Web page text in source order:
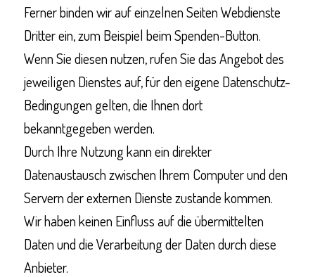
Ferner binden wir auf einzelnen Seiten Webdienste
Dritter ein, zum Beispiel beim Spenden-Button.
Wenn Sie diesen nutzen, rufen Sie das Angebot des
jeweiligen Dienstes auf, für den eigene Datenschutz-
Bedingungen gelten, die Ihnen dort
bekanntgegeben werden.
Durch Ihre Nutzung kann ein direkter
Datenaustausch zwischen Ihrem Computer und den
Servern der externen Dienste zustande kommen.
Wir haben keinen Einfluss auf die übermittelten
Daten und die Verarbeitung der Daten durch diese
Anbieter.